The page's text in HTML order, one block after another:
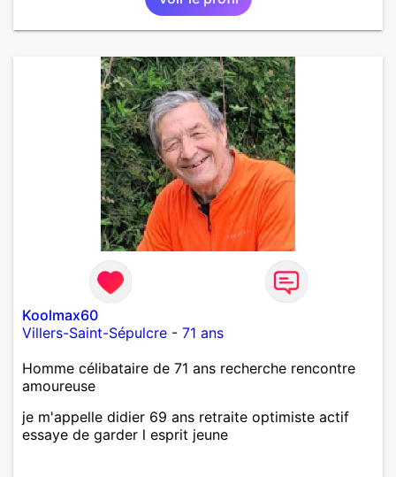
Koolmax60
Villers-Saint-Sépulcre - 71 ans
Homme célibataire de 71 ans recherche rencontre
amoureuse
je m'appelle didier 69 ans retraite optimiste actif
essaye de garder l esprit jeune